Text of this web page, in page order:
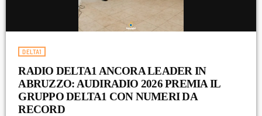
molise
Musica
News
Premi
DELTA1
RADIO DELTA1 ANCORA LEADER IN
ABRUZZO: AUDIRADIO 2026 PREMIA IL
GRUPPO DELTA1 CON NUMERI DA
RECORD